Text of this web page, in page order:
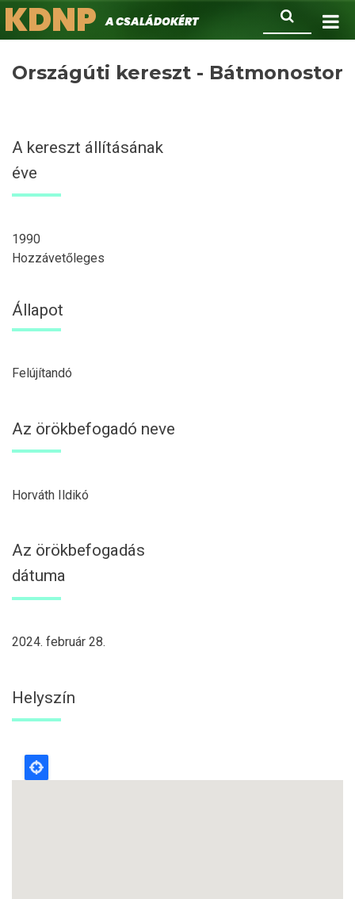
Ugrás
a
Keresés
KDNPA családokért.
Országúti kereszt - Bátmonostor
A kereszt állításának
éve
1990
Hozzávetőleges
Állapot
Felújítandó
Az örökbefogadó neve
Horváth Ildikó
Az örökbefogadás
dátuma
2024. február 28.
Helyszín